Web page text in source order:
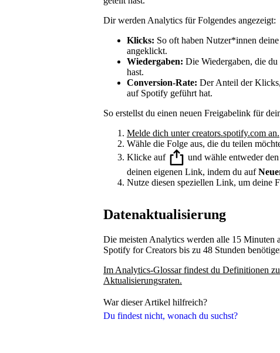
Du findest nicht, wonach du suchst?
Dir werden Analytics für Folgendes angezeigt:
Klicks: So oft haben Nutzer*innen
angeklickt.
Wiedergaben: Die Wiedergaben, die
hast.
Conversion-Rate: Der Anteil der
auf Spotify geführt hat.
So erstellst du einen neuen Freigabelink für
Melde dich unter creators.spotify.com an.
Wähle die Folge aus, die du teilen
Klicke auf
und wähle entweder
deinen eigenen Link, indem du auf
Nutze diesen speziellen Link, um deine
Datenaktualisierung
Die meisten Analytics werden alle 15 Minuten
Spotify for Creators bis zu 48 Stunden
Im Analytics-Glossar findest du Definitionen
Aktualisierungsraten.
War dieser Artikel hilfreich?